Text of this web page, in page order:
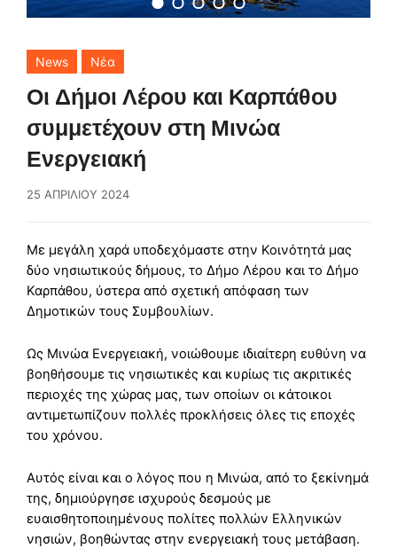
News Νέα
Οι Δήμοι Λέρου και Καρπάθου
συμμετέχουν στη Μινώα
Ενεργειακή
25 ΑΠΡΙΛΊΟΥ 2024
Με μεγάλη χαρά υποδεχόμαστε στην Κοινότητά μας
δύο νησιωτικούς δήμους, το Δήμο Λέρου και το Δήμο
Καρπάθου, ύστερα από σχετική απόφαση των
Δημοτικών τους Συμβουλίων.
Ως Μινώα Ενεργειακή, νοιώθουμε ιδιαίτερη ευθύνη να
βοηθήσουμε τις νησιωτικές και κυρίως τις ακριτικές
περιοχές της χώρας μας, των οποίων οι κάτοικοι
αντιμετωπίζουν πολλές προκλήσεις όλες τις εποχές
του χρόνου.
Αυτός είναι και ο λόγος που η Μινώα, από το ξεκίνημά
της, δημιούργησε ισχυρούς δεσμούς με
ευαισθητοποιημένους πολίτες πολλών Ελληνικών
νησιών, βοηθώντας στην ενεργειακή τους μετάβαση.